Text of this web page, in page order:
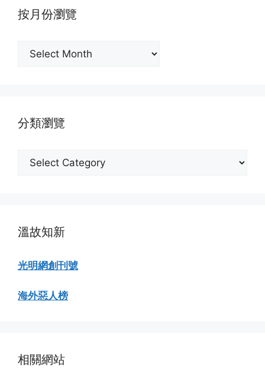
按月份瀏覽
分類瀏覽
溫故知新
光明網創刊號
海外惡人榜
相關網站